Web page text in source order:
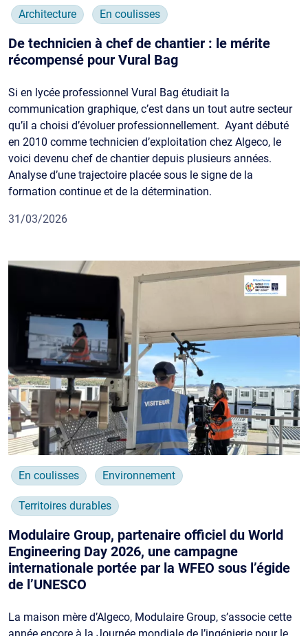
Architecture En coulisses
De technicien à chef de chantier : le mérite
récompensé pour Vural Bag
Si en lycée professionnel Vural Bag étudiait la
communication graphique, c’est dans un tout autre secteur
qu’il a choisi d’évoluer professionnellement. Ayant débuté
en 2010 comme technicien d’exploitation chez Algeco, le
voici devenu chef de chantier depuis plusieurs années.
Analyse d’une trajectoire placée sous le signe de la
formation continue et de la détermination.
31/03/2026
En coulisses Environnement
Territoires durables
Modulaire Group, partenaire officiel du World
Engineering Day 2026, une campagne
internationale portée par la WFEO sous l’égide
de l’UNESCO
La maison mère d’Algeco, Modulaire Group, s’associe cette